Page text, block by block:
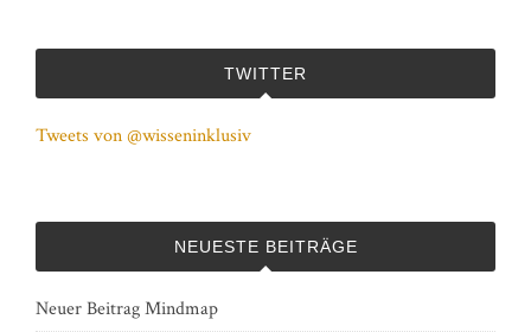
TWITTER
Tweets von @wisseninklusiv
NEUESTE BEITRÄGE
Neuer Beitrag Mindmap